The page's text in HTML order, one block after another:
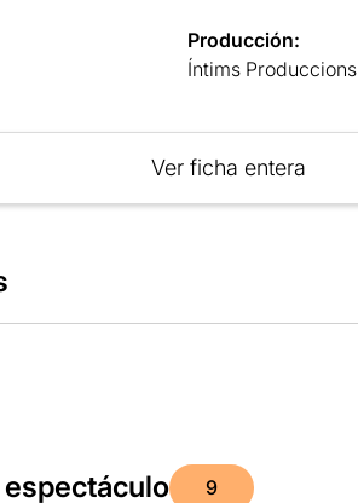
Producción:
Íntims Produccions
Ver ficha entera
9